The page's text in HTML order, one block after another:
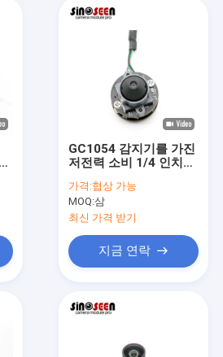
GC1054 감지기를 가진
저전력 소비 1/4 인치
가격:협상 가능
MOQ:삼
최신 가격 받기
지금 연락